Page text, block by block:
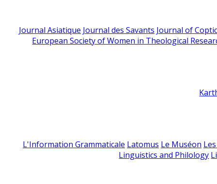
Journal Asiatique Journal des Savants Journal of
European Society of Women in Theological
L'Information Grammaticale Latomus Le Muséon
Linguistics and Philology